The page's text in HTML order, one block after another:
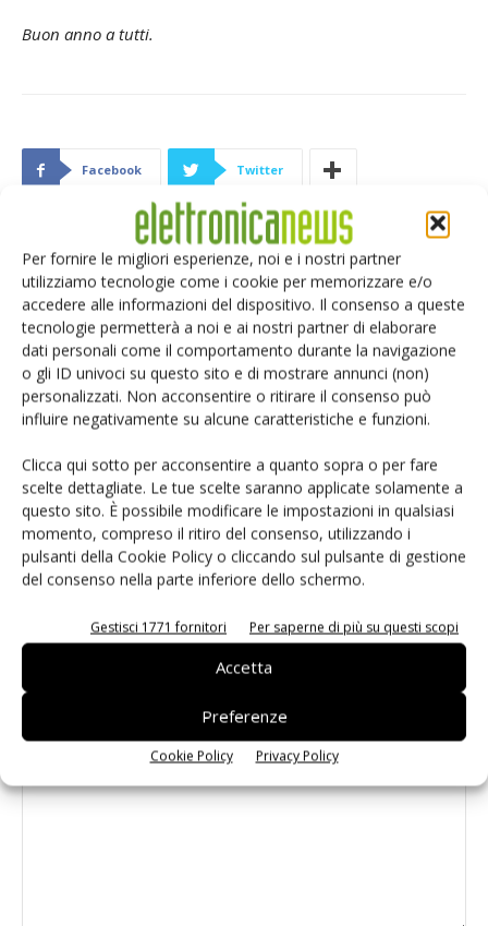
Per fornire le migliori esperienze, noi e i nostri partner
utilizziamo tecnologie come i cookie per memorizzare e/o
accedere alle informazioni del dispositivo. Il consenso a queste
tecnologie permetterà a noi e ai nostri partner di elaborare
dati personali come il comportamento durante la navigazione
o gli ID univoci su questo sito e di mostrare annunci (non)
personalizzati. Non acconsentire o ritirare il consenso può
influire negativamente su alcune caratteristiche e funzioni.
Clicca qui sotto per acconsentire a quanto sopra o per fare
scelte dettagliate. Le tue scelte saranno applicate solamente a
questo sito. È possibile modificare le impostazioni in qualsiasi
momento, compreso il ritiro del consenso, utilizzando i
pulsanti della Cookie Policy o cliccando sul pulsante di gestione
del consenso nella parte inferiore dello schermo.
Gestisci 1771 fornitori Per saperne di più su questi scopi
Accetta
Preferenze
Cookie Policy Privacy Policy
Buon anno a tutti.
Facebook Twitter
ARTICOLI CORRELATI ALTRO DALL'AUTORE
XXV edizione del Convegno Nazionale
ESD
contatto TS9800
PCB Aprile 2014